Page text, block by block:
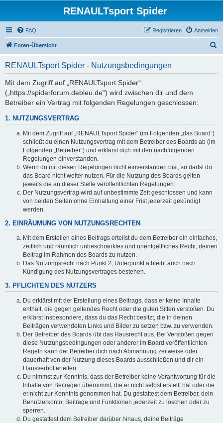
RENAULTsport Spider
FAQ Anmelden
Registrieren
Foren-Übersicht
RENAULTsport Spider - Nutzungsbedingungen
Mit dem Zugriff auf „RENAULTsport Spider“
(„https://spiderforum.debleu.de“) wird zwischen dir und dem
Betreiber ein Vertrag mit folgenden Regelungen geschlossen:
1. NUTZUNGSVERTRAG
Mit dem Zugriff auf „RENAULTsport Spider“ (im Folgenden „das Board“)
schließt du einen Nutzungsvertrag mit dem Betreiber des Boards ab (im
Folgenden „Betreiber“) und erklärst dich mit den nachfolgenden
Regelungen einverstanden.
Wenn du mit diesen Regelungen nicht einverstanden bist, so darfst du
das Board nicht weiter nutzen. Für die Nutzung des Boards gelten
jeweils die an dieser Stelle veröffentlichten Regelungen.
Der Nutzungsvertrag wird auf unbestimmte Zeit geschlossen und kann
von beiden Seiten ohne Einhaltung einer Frist jederzeit gekündigt
werden.
2. EINRÄUMUNG VON NUTZUNGSRECHTEN
Mit dem Erstellen eines Beitrags erteilst du dem Betreiber ein einfaches,
zeitlich und räumlich unbeschränktes und unentgeltliches Recht, deinen
Beitrag im Rahmen des Boards zu nutzen.
Das Nutzungsrecht nach Punkt 2, Unterpunkt a bleibt auch nach
Kündigung des Nutzungsvertrages bestehen.
3. PFLICHTEN DES NUTZERS
Du erklärst mit der Erstellung eines Beitrags, dass er keine Inhalte
enthält, die gegen geltendes Recht oder die guten Sitten verstoßen. Du
erklärst insbesondere, dass du das Recht besitzt, die in deinen
Beiträgen verwendeten Links und Bilder zu setzen bzw. zu verwenden.
Der Betreiber des Boards übt das Hausrecht aus. Bei Verstößen gegen
diese Nutzungsbedingungen oder anderer im Board veröffentlichten
Regeln kann der Betreiber dich nach Abmahnung zeitweise oder
dauerhaft von der Nutzung dieses Boards ausschließen und dir ein
Hausverbot erteilen.
Du nimmst zur Kenntnis, dass der Betreiber keine Verantwortung für die
Inhalte von Beiträgen übernimmt, die er nicht selbst erstellt hat oder die
er nicht zur Kenntnis genommen hat. Du gestattest dem Betreiber, dein
Benutzerkonto, Beiträge und Funktionen jederzeit zu löschen oder zu
sperren.
Du gestattest dem Betreiber darüber hinaus, deine Beiträge